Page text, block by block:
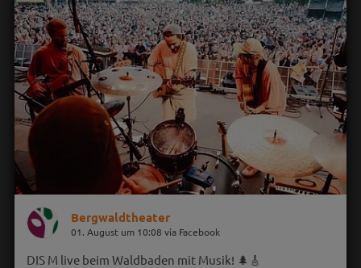
Bergwaldtheater
01. August um 10:08 via Facebook
DIS M live beim Waldbaden mit Musik! 🌲🎸